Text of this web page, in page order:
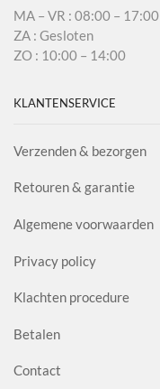
MA – VR : 08:00 – 17:00
ZA : Gesloten
ZO : 10:00 – 14:00
KLANTENSERVICE
Verzenden & bezorgen
Retouren & garantie
Algemene voorwaarden
Privacy policy
Klachten procedure
Betalen
Contact